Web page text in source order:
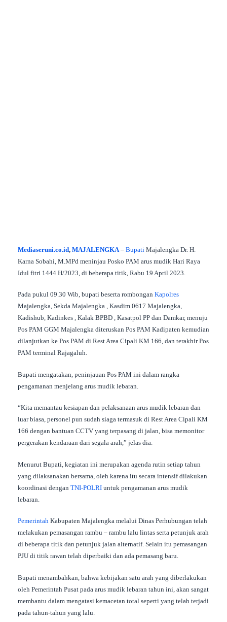
Mediaseruni.co.id, MAJALENGKA – Bupati Majalengka Dr. H.
Karna Sobahi, M.MPd meninjau Posko PAM arus mudik Hari Raya
Idul fitri 1444 H/2023, di beberapa titik, Rabu 19 April 2023.
Pada pukul 09.30 Wib, bupati beserta rombongan Kapolres
Majalengka, Sekda Majalengka , Kasdim 0617 Majalengka,
Kadishub, Kadinkes , Kalak BPBD , Kasatpol PP dan Damkar, menuju
Pos PAM GGM Majalengka diteruskan Pos PAM Kadipaten kemudian
dilanjutkan ke Pos PAM di Rest Area Cipali KM 166, dan terakhir Pos
PAM terminal Rajagaluh.
Bupati mengatakan, peninjauan Pos PAM ini dalam rangka
pengamanan menjelang arus mudik lebaran.
“Kita memantau kesiapan dan pelaksanaan arus mudik lebaran dan
luar biasa, personel pun sudah siaga termasuk di Rest Area Cipali KM
166 dengan bantuan CCTV yang terpasang di jalan, bisa memonitor
pergerakan kendaraan dari segala arah,” jelas dia.
Menurut Bupati, kegiatan ini merupakan agenda rutin setiap tahun
yang dilaksanakan bersama, oleh karena itu secara intensif dilakukan
koordinasi dengan TNI-POLRI untuk pengamanan arus mudik
lebaran.
Pemerintah Kabupaten Majalengka melalui Dinas Perhubungan telah
melakukan pemasangan rambu – rambu lalu lintas serta petunjuk arah
di beberapa titik dan petunjuk jalan alternatif. Selain itu pemasangan
PJU di titik rawan telah diperbaiki dan ada pemasang baru.
Bupati menambahkan, bahwa kebijakan satu arah yang diberlakukan
oleh Pemerintah Pusat pada arus mudik lebaran tahun ini, akan sangat
membantu dalam mengatasi kemacetan total seperti yang telah terjadi
pada tahun-tahun yang lalu.